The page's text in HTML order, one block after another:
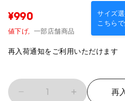
サイズ
こちら
¥990
値下げ, 一部店舗商品
再入荷通知をご利用いただけます
1 再